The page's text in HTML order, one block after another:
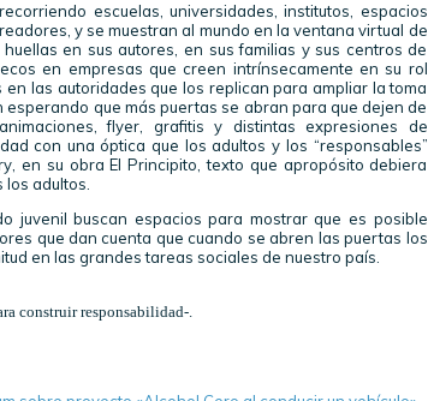
escuelas, universidades, institutos, espacios
y se muestran al mundo en la ventana virtual de
en sus autores, en sus familias y sus centros de
en empresas que creen intrínsecamente en su rol
las autoridades que los replican para ampliar la toma
que más puertas se abran para que dejen de
flyer, grafitis y distintas expresiones de
con una óptica que los adultos y los “responsables”
en su obra El Principito, texto que apropósito debiera
adultos.
juvenil buscan espacios para mostrar que es posible
que dan cuenta que cuando se abren las puertas los
en las grandes tareas sociales de nuestro país.
construir responsabilidad-.